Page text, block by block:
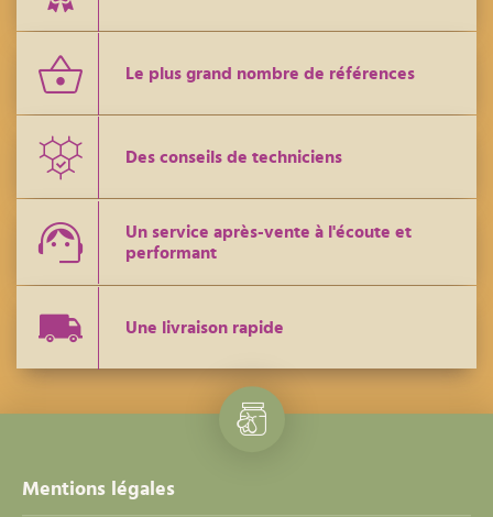
Le plus grand nombre de références
Des conseils de techniciens
Un service après-vente à l'écoute et
performant
Une livraison rapide
Mentions légales